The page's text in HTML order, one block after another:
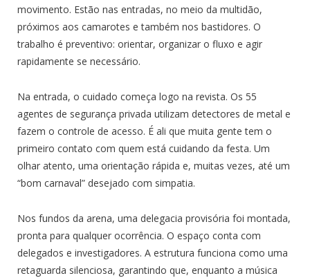
movimento. Estão nas entradas, no meio da multidão,
próximos aos camarotes e também nos bastidores. O
trabalho é preventivo: orientar, organizar o fluxo e agir
rapidamente se necessário.
Na entrada, o cuidado começa logo na revista. Os 55
agentes de segurança privada utilizam detectores de metal e
fazem o controle de acesso. É ali que muita gente tem o
primeiro contato com quem está cuidando da festa. Um
olhar atento, uma orientação rápida e, muitas vezes, até um
“bom carnaval” desejado com simpatia.
Nos fundos da arena, uma delegacia provisória foi montada,
pronta para qualquer ocorrência. O espaço conta com
delegados e investigadores. A estrutura funciona como uma
retaguarda silenciosa, garantindo que, enquanto a música